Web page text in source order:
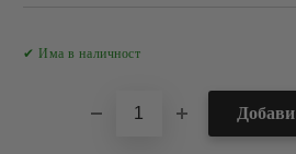
✔ Има в наличност